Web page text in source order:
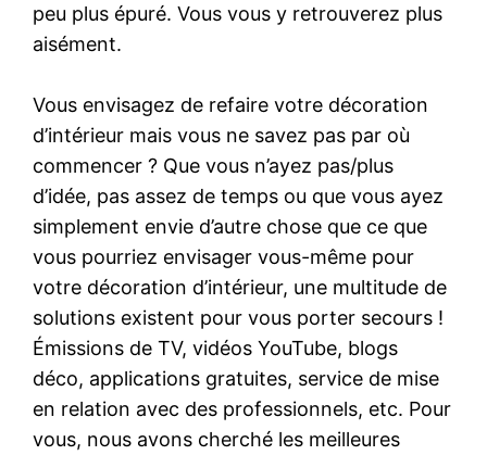
peu plus épuré. Vous vous y retrouverez plus
aisément.
Vous envisagez de refaire votre décoration
d’intérieur mais vous ne savez pas par où
commencer ? Que vous n’ayez pas/plus
d’idée, pas assez de temps ou que vous ayez
simplement envie d’autre chose que ce que
vous pourriez envisager vous-même pour
votre décoration d’intérieur, une multitude de
solutions existent pour vous porter secours !
Émissions de TV, vidéos YouTube, blogs
déco, applications gratuites, service de mise
en relation avec des professionnels, etc. Pour
vous, nous avons cherché les meilleures